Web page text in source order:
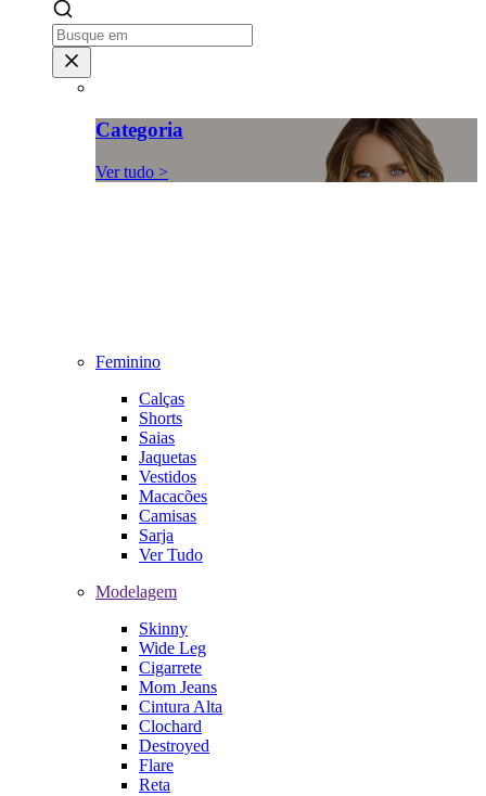
Categoria
Ver tudo >
Feminino
Calças
Shorts
Saias
Jaquetas
Vestidos
Macacões
Camisas
Sarja
Ver Tudo
Modelagem
Skinny
Wide Leg
Cigarrete
Mom Jeans
Cintura Alta
Clochard
Destroyed
Flare
Reta